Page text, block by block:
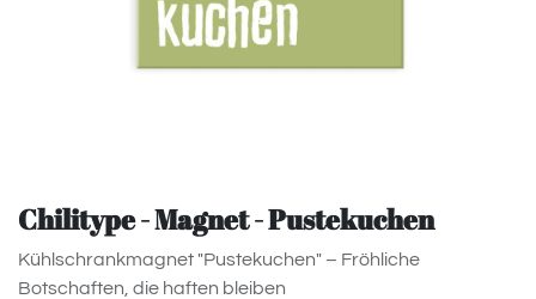
Chilitype - Magnet - Pustekuchen
Kühlschrankmagnet "Pustekuchen" – Fröhliche
Botschaften, die haften bleiben